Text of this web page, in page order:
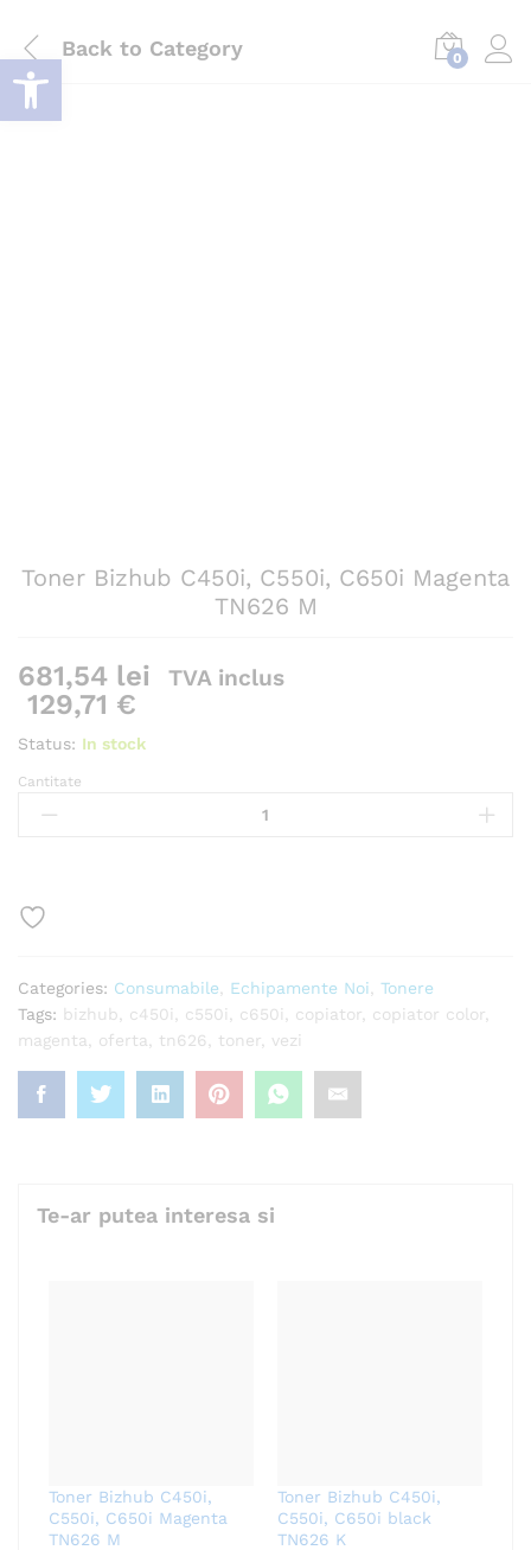
Back to Category 0
Toner Bizhub C450i, C550i, C650i Magenta
TN626 M
681,54 lei TVA inclus
129,71 €
Status: In stock
Toner
Bizhub
Magenta
Cantitate
Cantitate
Categories: Consumabile Echipamente Noi
Tonere
Tags: bizhub c450i c550i c650i copiator copiator color
magenta
oferta tn626 toner vezi
Te-ar putea interesa si
Toner Bizhub C450i,
C550i, C650i Magenta
TN626 M
Toner Bizhub C450i,
C550i, C650i black
TN626 K
Deschide bara de unelte